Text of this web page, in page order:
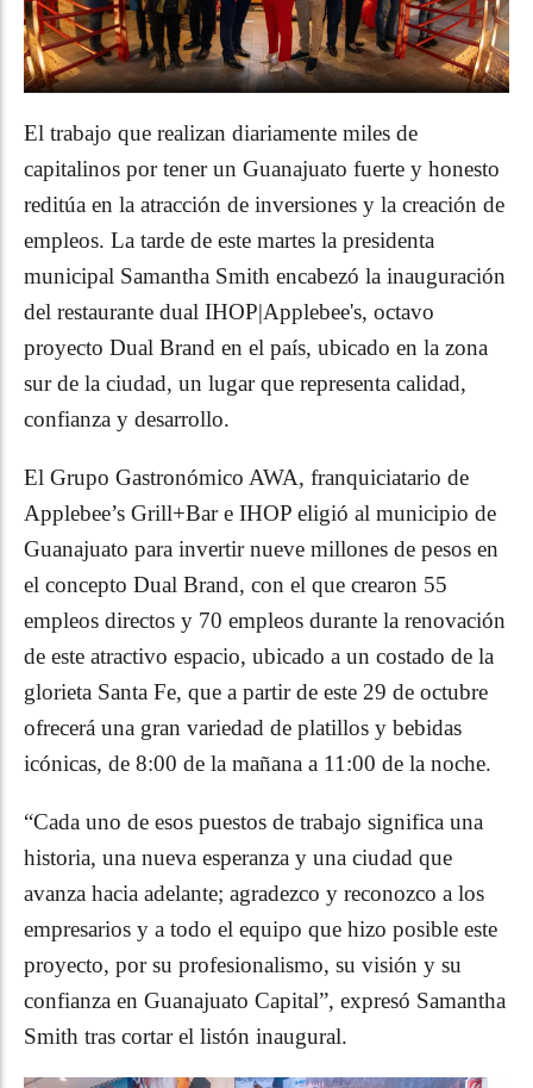
El trabajo que realizan diariamente miles de
capitalinos por tener un Guanajuato fuerte y honesto
reditúa en la atracción de inversiones y la creación de
empleos. La tarde de este martes la presidenta
municipal Samantha Smith encabezó la inauguración
del restaurante dual IHOP|Applebee's, octavo
proyecto Dual Brand en el país, ubicado en la zona
sur de la ciudad, un lugar que representa calidad,
confianza y desarrollo.
El Grupo Gastronómico AWA, franquiciatario de
Applebee’s Grill+Bar e IHOP eligió al municipio de
Guanajuato para invertir nueve millones de pesos en
el concepto Dual Brand, con el que crearon 55
empleos directos y 70 empleos durante la renovación
de este atractivo espacio, ubicado a un costado de la
glorieta Santa Fe, que a partir de este 29 de octubre
ofrecerá una gran variedad de platillos y bebidas
icónicas, de 8:00 de la mañana a 11:00 de la noche.
“Cada uno de esos puestos de trabajo significa una
historia, una nueva esperanza y una ciudad que
avanza hacia adelante; agradezco y reconozco a los
empresarios y a todo el equipo que hizo posible este
proyecto, por su profesionalismo, su visión y su
confianza en Guanajuato Capital”, expresó Samantha
Smith tras cortar el listón inaugural.